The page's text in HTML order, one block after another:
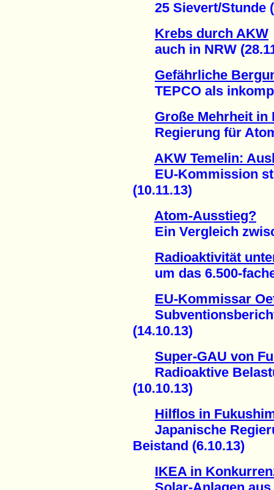
25 Sievert/Stunde
Krebs durch AKW
auch in NRW
Gefährliche
TEPCO als
Große Mehrheit in
Regierung für
AKW Temelin:
EU-Kommission
(10.11.13)
Atom-Ausstieg?
Ein Vergleich
Radioaktivität
um das 6.500-fache
EU-Kommissar
Subventionsbericht
(14.10.13)
Super-GAU von
Radioaktive
(10.10.13)
Hilflos in
Japanische
Beistand (6.10.13)
IKEA in